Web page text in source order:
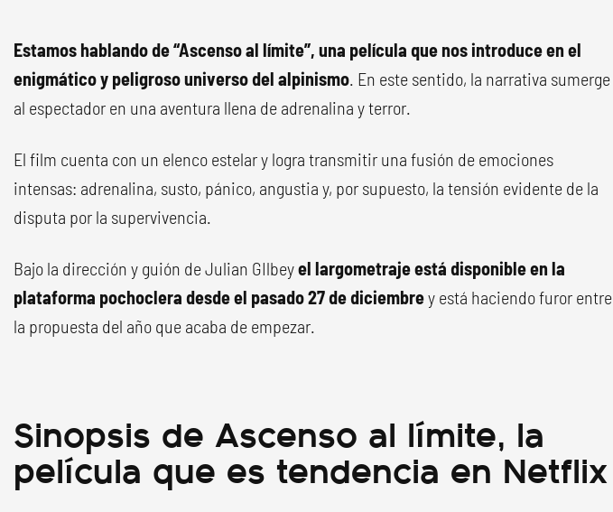
Estamos hablando de “Ascenso al límite”, una película que nos introduce en el
enigmático y peligroso universo del alpinismo. En este sentido, la narrativa sumerge
al espectador en una aventura llena de adrenalina y terror.
El film cuenta con un elenco estelar y logra transmitir una fusión de emociones
intensas: adrenalina, susto, pánico, angustia y, por supuesto, la tensión evidente de la
disputa por la supervivencia.
Bajo la dirección y guión de Julian GIlbeyel largometraje está disponible en la
plataforma pochoclera desde el pasado 27 de diciembrey está haciendo furor entre
la propuesta del año que acaba de empezar.
Sinopsis de Ascenso al límite, la
película que es tendencia en Netflix